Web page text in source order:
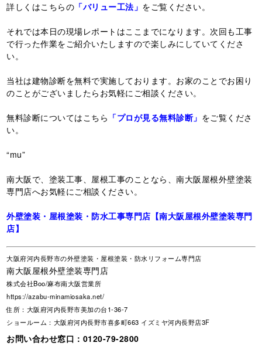
詳しくはこちらの 「バリュー工法」 をご覧ください。
それでは本日の現場レポートはここまでになります。次回も工事
で行った作業をご紹介いたしますので楽しみにしていてくださ
い。
当社は建物診断を無料で実施しております。お家のことでお困り
のことがございましたらお気軽にご相談ください。
無料診断についてはこちら 「プロが見る無料診断」 をご覧くださ
い。
“mu”
南大阪で、塗装工事、屋根工事のことなら、南大阪屋根外壁塗装
専門店へお気軽にご相談ください。
外壁塗装・屋根塗装・防水工事専門店【南大阪屋根外壁塗装専門
店】
大阪府河内長野市の外壁塗装・屋根塗装・防水リフォーム専門店
南大阪屋根外壁塗装専門店
株式会社Boo/麻布南大阪営業所
https://azabu-minamiosaka.net/
住所：大阪府河内長野市美加の台1-36-7
ショールーム：大阪府河内長野市喜多町663 イズミヤ河内長野店3F
お問い合わせ窓口： 0120-79-2800